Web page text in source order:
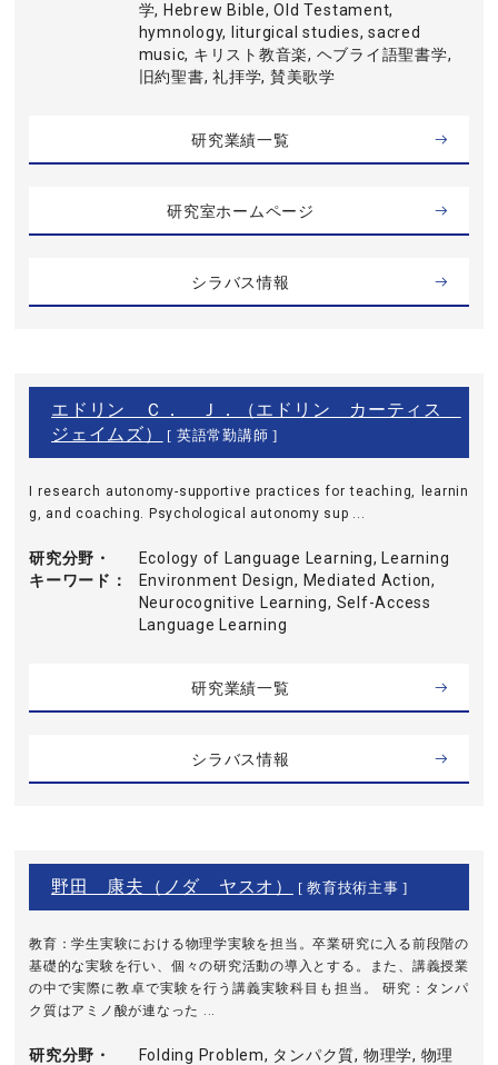
学, Hebrew Bible, Old Testament,
hymnology, liturgical studies, sacred
music, キリスト教音楽, ヘブライ語聖書学,
旧約聖書, 礼拝学, 賛美歌学
研究業績一覧
研究室ホームページ
シラバス情報
エドリン Ｃ． Ｊ．（エドリン カーティス
ジェイムズ）
[ 英語常勤講師 ]
I research autonomy-supportive practices for teaching, learnin
g, and coaching. Psychological autonomy sup ...
研究分野・
キーワード
Ecology of Language Learning, Learning
Environment Design, Mediated Action,
Neurocognitive Learning, Self-Access
Language Learning
研究業績一覧
シラバス情報
野田 康夫（ノダ ヤスオ） [ 教育技術主事 ]
教育：学生実験における物理学実験を担当。卒業研究に入る前段階の
基礎的な実験を行い、個々の研究活動の導入とする。また、講義授業
の中で実際に教卓で実験を行う講義実験科目も担当。 研究：タンパ
ク質はアミノ酸が連なった ...
研究分野・
Folding Problem, タンパク質, 物理学, 物理